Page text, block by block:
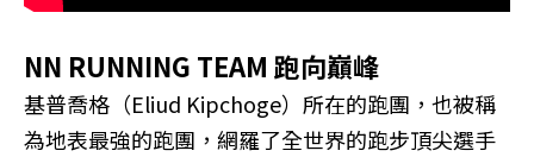
NN RUNNING TEAM 跑向巔峰
基普喬格（Eliud Kipchoge）所在的跑團，也被稱
為地表最強的跑團，網羅了全世界的跑步頂尖選手